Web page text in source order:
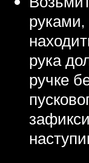
рука
ручке